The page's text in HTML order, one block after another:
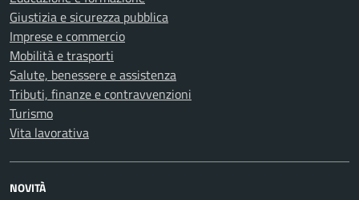
Giustizia e sicurezza pubblica
Imprese e commercio
Mobilità e trasporti
Salute, benessere e assistenza
Tributi, finanze e contravvenzioni
Turismo
Vita lavorativa
NOVITÀ